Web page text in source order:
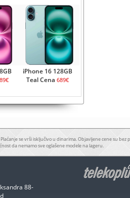
iPhone 16 128GB
Teal Cena 689€
se vrši isključivo u dinarima. Objavljene cene su bez
da nemamo sve oglašene modele na lageru.
88-